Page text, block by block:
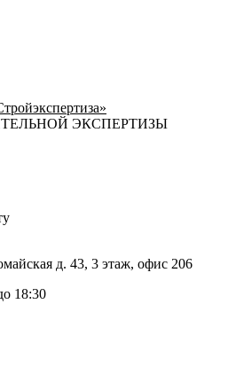
ЭКСПЕРТИЗЫ
д. 43, 3 этаж, офис 206
18:30